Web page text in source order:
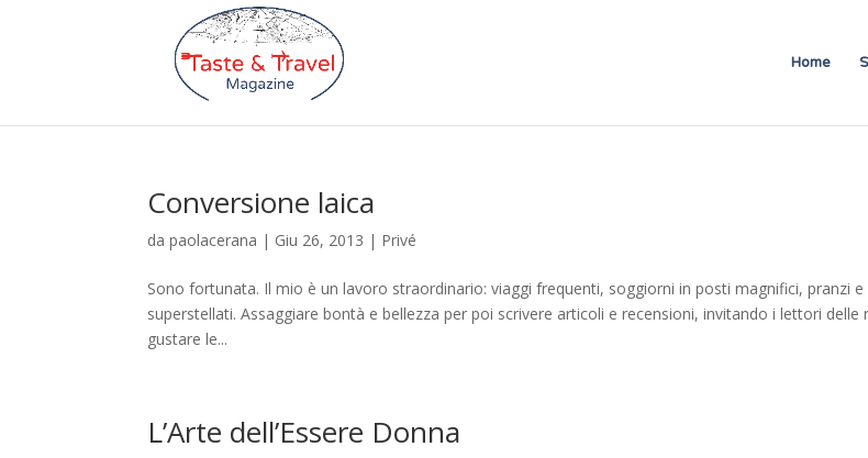
Home
Conversione laica
dapaolacerana | Giu 26, 2013 | Privé
Sono fortunata. Il mio è un lavoro straordinario: viaggi frequenti, soggiorni in posti magnifici, pranzi
superstellati. Assaggiare bontà e bellezza per poi scrivere articoli e recensioni, invitando i lettori delle
gustare le...
L’Arte dell’Essere Donna